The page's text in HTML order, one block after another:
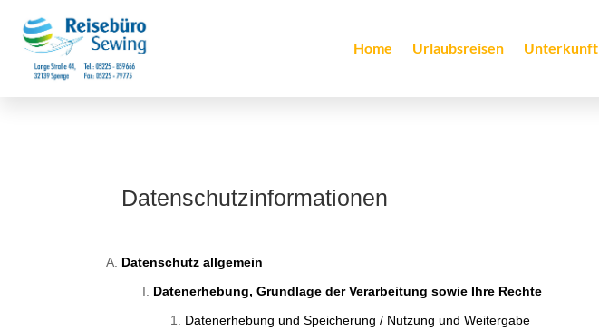
Home Urlaubsreisen Unterkunft
Datenschutzinformationen
Datenschutz allgemein
Datenerhebung, Grundlage der Verarbeitung sowie Ihre Rechte
Datenerhebung und Speicherung / Nutzung und Weitergabe